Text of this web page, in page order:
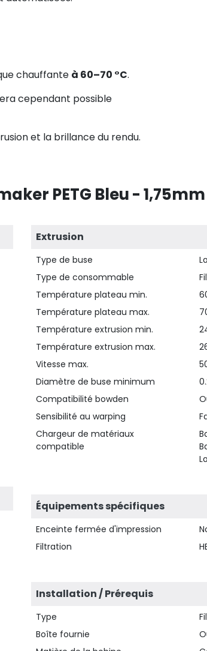
chauffante à 60–70 °C.
cependant possible
et la brillance du rendu.
PETG Bleu - 1,75mm
Extrusion
Type de buse
Type de consommable
Température plateau min.
Température plateau max.
Température extrusion min.
Température extrusion max.
Vitesse max.
Diamètre de buse minimum
Compatibilité bowden
Sensibilité au warping
Chargeur de matériaux
compatible
Équipements spécifiques
Enceinte fermée d'impression
Filtration
Installation / Prérequis
Type
Boîte fournie